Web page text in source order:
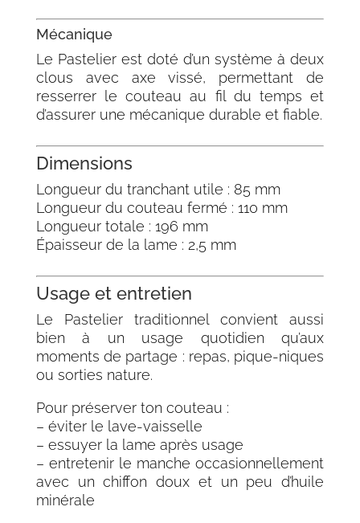
Mécanique
Le Pastelier est doté d’un système à deux
clous avec axe vissé, permettant de
resserrer le couteau au fil du temps et
d’assurer une mécanique durable et fiable.
Dimensions
Longueur du tranchant utile : 85 mm
Longueur du couteau fermé : 110 mm
Longueur totale : 196 mm
Épaisseur de la lame : 2,5 mm
Usage et entretien
Le Pastelier traditionnel convient aussi
bien à un usage quotidien qu’aux
moments de partage : repas, pique-niques
ou sorties nature.
Pour préserver ton couteau :
– éviter le lave-vaisselle
– essuyer la lame après usage
– entretenir le manche occasionnellement
avec un chiffon doux et un peu d’huile
minérale